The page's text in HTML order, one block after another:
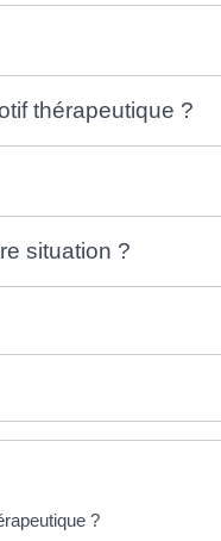
thérapeutique ?
situation ?
?